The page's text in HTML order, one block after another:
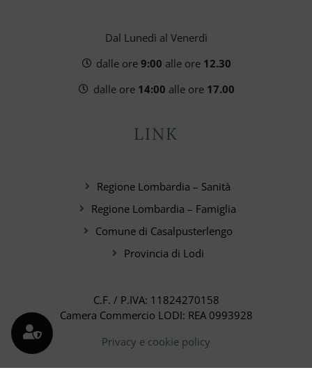
Dal Lunedì al Venerdì
dalle ore9:00 alle ore 12.30
dalle ore 14:00 alle ore 17.00
LINK
Regione Lombardia – Sanità
Regione Lombardia – Famiglia
Comune di Casalpusterlengo
Provincia di Lodi
C.F. / P.IVA: 11824270158
Camera Commercio LODI: REA 0993928
Privacy e cookie policy